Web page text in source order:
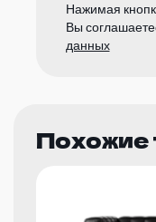
Нажимая
Вы
данных
Похожие